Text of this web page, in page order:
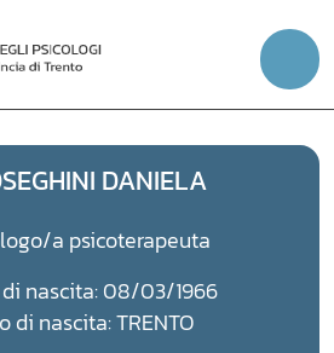
DANIELA
a psicoterapeuta
nascita: 08/03/1966
di nascita: TRENTO